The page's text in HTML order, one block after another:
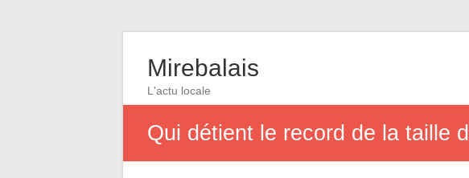
Mirebalais
L'actu locale
Qui détient le record de la taille